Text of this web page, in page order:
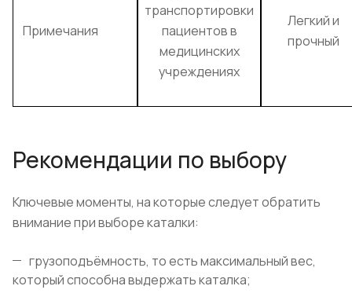
Примечания
транспортировки
пациентов в
медицинских
учреждениях
Легкий и
прочный
Рекомендации по выбору
Ключевые моменты, на которые следует обратить
внимание при выборе каталки:
грузоподъёмность, то есть максимальный вес,
который способна выдержать каталка;